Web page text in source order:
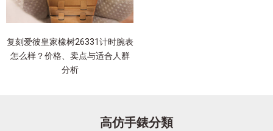
复刻爱彼皇家橡树26331计时腕表
怎么样？价格、卖点与适合人群
分析
高仿手錶分類